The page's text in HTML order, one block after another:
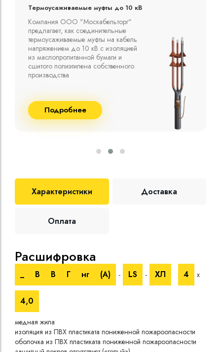
Термоусаживаемые муфты до 10 кВ
Компания ООО "Москабельторг"
предлагает, как соединительные
термоусаживаемые муфты на кабель
напряжением до 10 кВ с изоляцией
из маслопропитанной бумаги и
сшитого полиэтилена собственного
производства
Подробнее
Характеристики Доставка
Оплата
Расшифровка
В В Г нг (A) - LS - ХЛ 4 х
4,0
медная жила
изоляция из ПВХ пластиката пониженной пожароопасности
оболочка из ПВХ пластиката пониженной пожароопасности